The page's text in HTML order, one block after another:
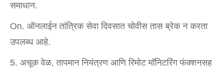
समाधान.
On. ऑनलाईन तांत्रिक सेवा दिवसात चोवीस तास ब्रेक न करता
उपलब्ध आहे.
5. अचूक वेळ, तापमान नियंत्रण आणि रिमोट मॉनिटरिंग फंक्शनसह